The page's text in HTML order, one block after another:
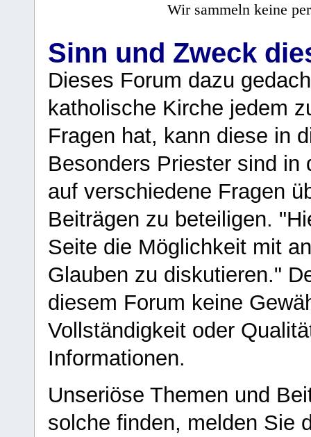
Wir sammeln keine
Sinn und Zweck
Dieses Forum dazu
katholische Kirche jedem
Fragen hat, kann diese in
Besonders Priester sind in
auf verschiedene Fragen
Beiträgen zu beteiligen.
Seite die Möglichkeit mit
Glauben zu diskutieren."
diesem Forum keine
Vollständigkeit oder
Informationen.
Unseriöse Themen und
solche finden, melden Sie